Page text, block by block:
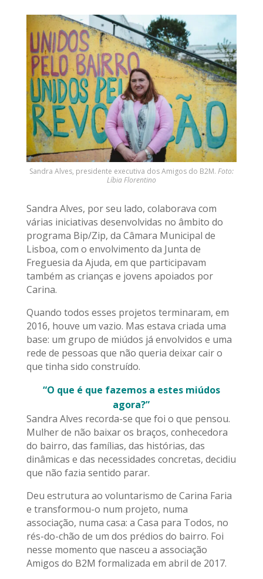
Sandra Alves, presidente executiva dos Amigos do B2M. Foto:
Líbia Florentino
Sandra Alves, por seu lado, colaborava com
várias iniciativas desenvolvidas no âmbito do
programa Bip/Zip, da Câmara Municipal de
Lisboa, com o envolvimento da Junta de
Freguesia da Ajuda, em que participavam
também as crianças e jovens apoiados por
Carina.
Quando todos esses projetos terminaram, em
2016, houve um vazio. Mas estava criada uma
base: um grupo de miúdos já envolvidos e uma
rede de pessoas que não queria deixar cair o
que tinha sido construído.
“O que é que fazemos a estes miúdos
agora?”
Sandra Alves recorda-se que foi o que pensou.
Mulher de não baixar os braços, conhecedora
do bairro, das famílias, das histórias, das
dinâmicas e das necessidades concretas, decidiu
que não fazia sentido parar.
Deu estrutura ao voluntarismo de Carina Faria
e transformou-o num projeto, numa
associação, numa casa: a Casa para Todos, no
rés-do-chão de um dos prédios do bairro. Foi
nesse momento que nasceu a associação
Amigos do B2M formalizada em abril de 2017.